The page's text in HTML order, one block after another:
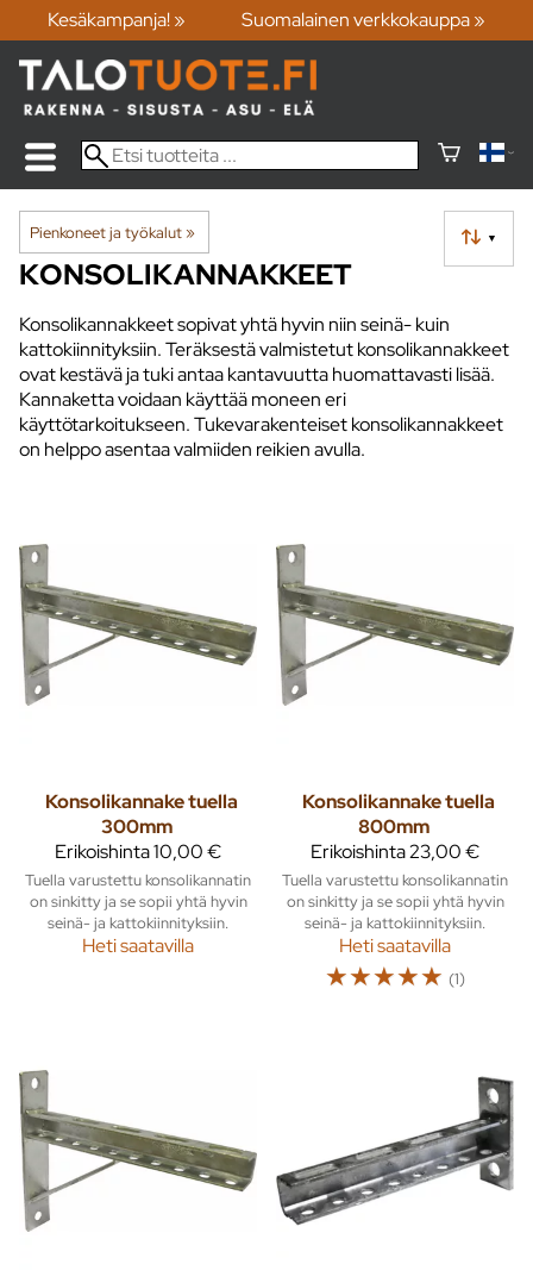
Kesäkampanja! » Suomalainen verkkokauppa »
Pienkoneet ja työkalut‪» ▼
KONSOLIKANNAKKEET
Konsolikannakkeet sopivat yhtä hyvin niin seinä- kuin
kattokiinnityksiin. Teräksestä valmistetut konsolikannakkeet
ovat kestävä ja tuki antaa kantavuutta huomattavasti lisää.
Kannaketta voidaan käyttää moneen eri
käyttötarkoitukseen. Tukevarakenteiset konsolikannakkeet
on helppo asentaa valmiiden reikien avulla.
Konsolikannake tuella
300mm
Erikoishinta10,00 €
Tuella varustettu konsolikannatin
on sinkitty ja se sopii yhtä hyvin
seinä- ja kattokiinnityksiin.
Heti saatavilla
Konsolikannake tuella
800mm
Erikoishinta23,00 €
Tuella varustettu konsolikannatin
on sinkitty ja se sopii yhtä hyvin
seinä- ja kattokiinnityksiin.
Heti saatavilla
☆☆☆☆☆ (1)